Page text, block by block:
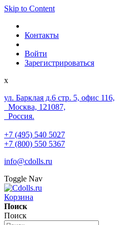
Skip to Content
Контакты
Войти
Зарегистрироваться
x
ул. Барклая д.6 стр. 5, офис 116,
Москва, 121087,
Россия.
+7 (495) 540 5027
+7 (800) 550 5367
info@cdolls.ru
Toggle Nav
Корзина
Поиск
Поиск